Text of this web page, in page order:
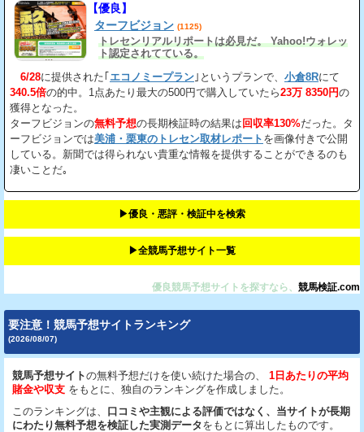
【優良】
ターフビジョン (1125)
トレセンリアルリポートは必見だ。 Yahoo!ウォレッ
ト認定されてている。
6/28に提供された｢エコノミープラン ｣というプランで、 小倉8Rにて
340.5倍の的中。1点あたり最大の500円で購入していたら23万 8350円の
獲得となった。
ターフビジョンの無料予想の長期検証時の結果は回収率130%だった。タ
ーフビジョンでは美浦・栗東のトレセン取材レポート を画像付きで公開
している。新聞では得られない貴重な情報を提供することができるのも
凄いことだ｡
▶︎優良・悪評・検証中を検索
▶︎全競馬予想サイト一覧
優良競馬予想サイトを探すなら、 競馬検証.com
要注意！競馬予想サイトランキング
(2026/08/07)
競馬予想サイトの無料予想だけを使い続けた場合の、
1日あたりの平均
賭金や収支 をもとに、独自のランキングを作成しました。
このランキングは、 口コミや主観による評価ではなく、当サイトが長期
にわたり無料予想を検証した実測データをもとに算出したものです。